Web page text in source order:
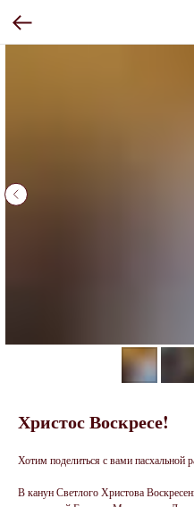
Христос Воскресе!
Хотим поделиться с вами пасхальной
В канун Светлого Христова